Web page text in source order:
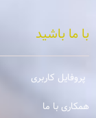
با ما باشید
پروفایل کاربری
همکاری با ما